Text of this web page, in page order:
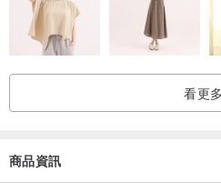
看更多
商品資訊